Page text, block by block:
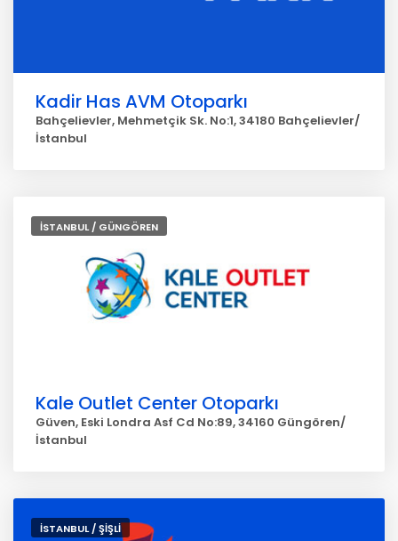
Kadir Has AVM Otoparkı
Bahçelievler, Mehmetçik Sk. No:1, 34180 Bahçelievler/
İstanbul
İSTANBUL / GÜNGÖREN
Kale Outlet Center Otoparkı
Güven, Eski Londra Asf Cd No:89, 34160 Güngören/
İstanbul
İSTANBUL / ŞİŞLİ